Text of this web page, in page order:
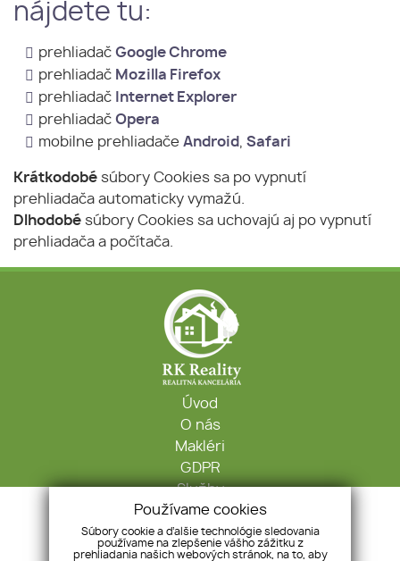
nájdete tu:
prehliadač Google Chrome
prehliadač Mozilla Firefox
prehliadač
Internet Explorer
prehliadač Opera
mobilne prehliadače Android Safari
Krátkodobé súbory Cookies sa po vypnutí
prehliadača automaticky vymažú.
Dlhodobé súbory Cookies sa uchovajú aj po vypnutí
prehliadača a počítača.
Úvod
O nás
Makléri
GDPR
Služby
Kontakt
Krátka 705/6, 04501, Moldava nad Bodvou
Používame cookies
Súbory cookie a ďalšie technológie sledovania
používame na zlepšenie vášho zážitku z
prehliadania našich webových stránok, na to, aby